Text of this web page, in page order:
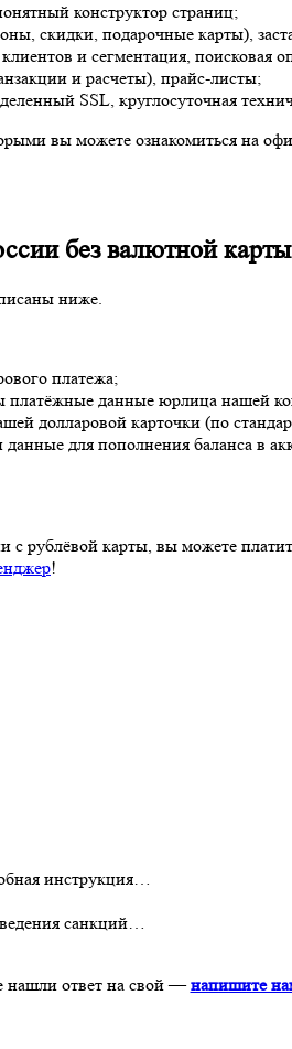
конструктор страниц;
скидки, подарочные карты),
и сегментация, поисковая
и расчеты), прайс-листы;
SSL, круглосуточная
вы можете ознакомиться на
без валютной
ниже.
платежа;
данные юрлица нашей
долларовой карточки (по
для пополнения баланса в
рублёвой карты, вы можете
!
инструкция…
санкций…
нашли ответ на свой —напишите